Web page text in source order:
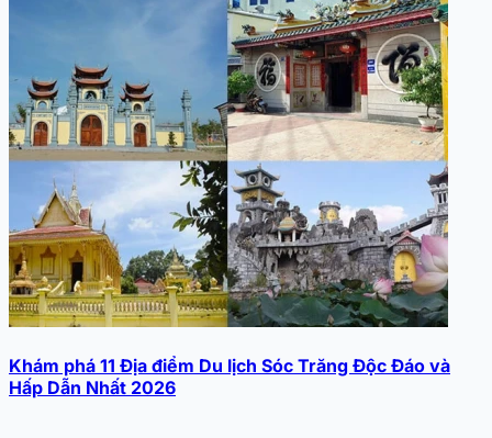
Khám phá 11 Địa điểm Du lịch Sóc Trăng Độc Đáo và
Hấp Dẫn Nhất 2026